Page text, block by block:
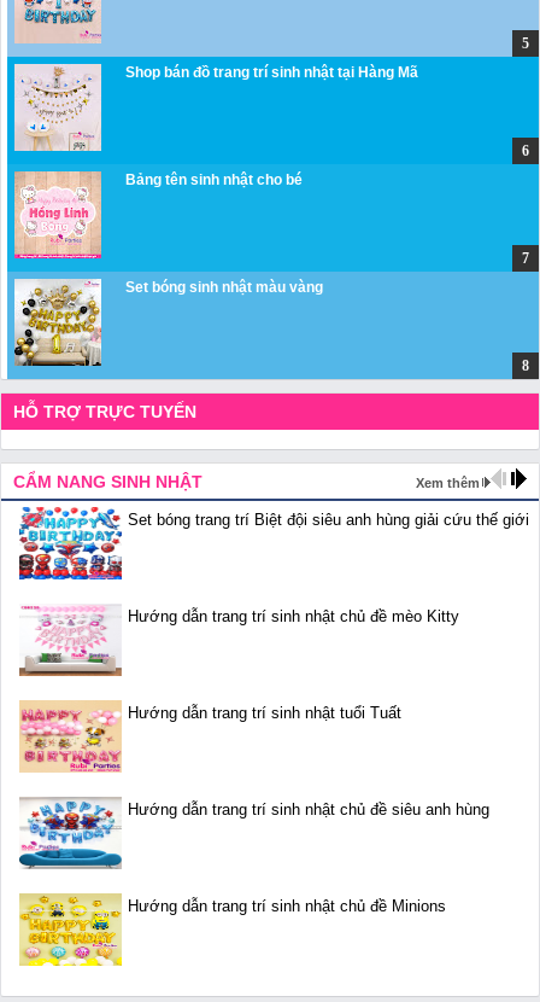
Shop bán đồ trang trí sinh nhật tại Hàng Mã
Bảng tên sinh nhật cho bé
Set bóng sinh nhật màu vàng
HỖ TRỢ TRỰC TUYẾN
CẨM NANG SINH NHẬT Xem thêm
Set bóng trang trí Biệt đội siêu anh hùng giải cứu thế giới
Hướng dẫn trang trí sinh nhật chủ đề mèo Kitty
Hướng dẫn trang trí sinh nhật tuổi Tuất
Hướng dẫn trang trí sinh nhật chủ đề siêu anh hùng
Hướng dẫn trang trí sinh nhật chủ đề Minions